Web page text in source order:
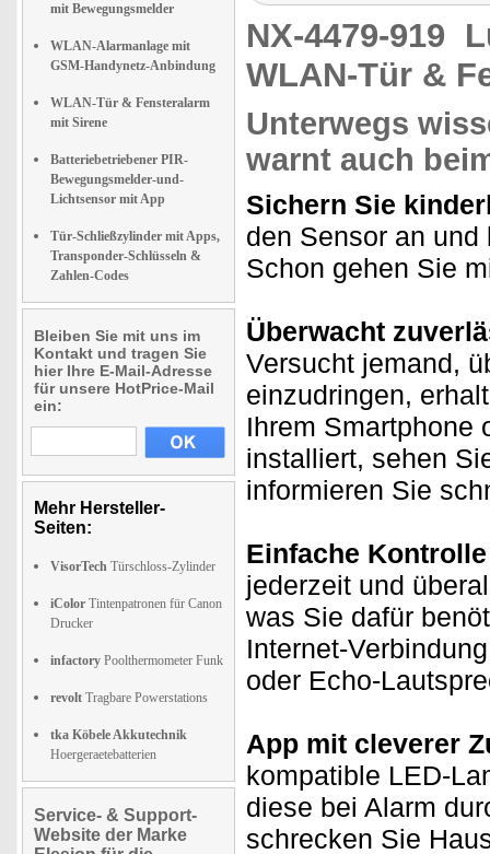
mit Bewegungsmelder
WLAN-Alarmanlage mit
GSM-Handynetz-Anbindung
WLAN-Tür & Fensteralarm
mit Sirene
Batteriebetriebener PIR-
Bewegungsmelder-und-
Lichtsensor mit App
Tür-Schließzylinder mit Apps,
Transponder-Schlüsseln &
Zahlen-Codes
Bleiben Sie mit uns im
Kontakt und tragen Sie
hier Ihre E-Mail-Adresse
für unsere HotPrice-Mail
ein:
Mehr Hersteller-
Seiten:
VisorTech Türschloss-Zylinder
iColor Tintenpatronen für Canon
Drucker
infactory Poolthermometer Funk
revolt Tragbare Powerstations
tka Köbele Akkutechnik
Hoergeraetebatterien
Service- & Support-
Website der Marke
NX-4479-919
WLAN-Tür &
Unterwegs
warnt auch
Sichern Sie
den Sensor an
Schon gehen Sie
Überwacht
Versucht jemand,
einzudringen,
Ihrem Smartphone
installiert, sehen
informieren Sie
Einfache
jederzeit und
was Sie dafür
Internet-
oder Echo-
App mit cleverer
kompatible LED-
diese bei Alarm
schrecken Sie